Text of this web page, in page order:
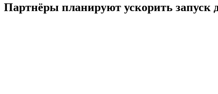
Партнёры планируют ускорить